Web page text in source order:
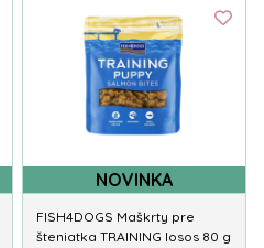
NOVINKA
FISH4DOGS Maškrty pre
šteniatka TRAINING losos 80 g